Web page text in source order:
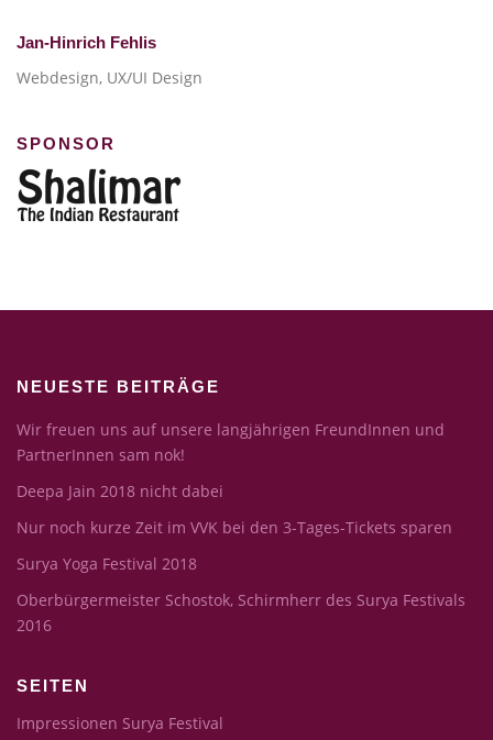
Jan-Hinrich Fehlis
Webdesign, UX/UI Design
SPONSOR
NEUESTE BEITRÄGE
Wir freuen uns auf unsere langjährigen FreundInnen und
PartnerInnen sam nok!
Deepa Jain 2018 nicht dabei
Nur noch kurze Zeit im VVK bei den 3-Tages-Tickets sparen
Surya Yoga Festival 2018
Oberbürgermeister Schostok, Schirmherr des Surya Festivals
2016
SEITEN
Impressionen Surya Festival